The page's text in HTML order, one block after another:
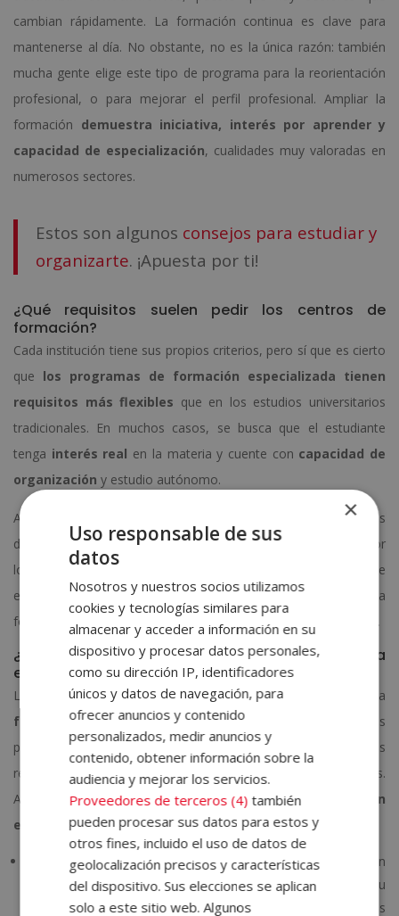
cambian rápidamente. La formación continua es clave para
mantenerse al día. No obstante, no es la única razón: también
mucha gente elige este tipo de programa para la reorientación
profesional, o para mejorar el perfil profesional. Ampliar la
formación demuestra iniciativa, interés por aprender y
capacidad de especialización, cualidades muy valoradas en
numerosos sectores.
Estos son algunos consejos para estudiar y
organizarte. ¡Apuesta por ti!
¿Qué requisitos suelen pedir los centros de
formación?
Cada institución tiene sus propios criterios, pero sí que es cierto
que los programas de formación especializada tienen
requisitos más flexibles que en los estudios universitarios
tradicionales. En muchos casos, se busca que el estudiante
tenga interés real en la materia y cuente con capacidad de
organización y estudio autónomo.
Al final, estos programas académicos lo que buscan es
desarrollar nuevas competencias o ampliar conocimientos, por
lo que la voluntad y actitud del alumno es primordial. Este
enfoque permite que perfiles muy diversos puedan acceder a
formación de calidad y seguir aprendiendo a lo largo de su vida.
¿Qué ventajas tiene estudiar un máster en una
escuela de negocios?
Las escuelas de negocios como ELBS están orientadas a la
formación aplicable y flexible, lo que implica que los
programas suelen diseñarse pensando en las necesidades
reales de los estudiantes y en la aplicabilidad de los contenidos.
Algunas de las principalesventajas de la formación en
escuelas de negociosson:
Flexibilidad horaria. La modalidad online que ofrecen
escuelas como, por ejemplo, ELBS, permite estudiar a tu
ritmo, organizando el tiempo en función de tus
×
Uso responsable de sus
datos
Nosotros y nuestros socios utilizamos
cookies y tecnologías similares para
almacenar y acceder a información en su
dispositivo y procesar datos personales,
como su dirección IP, identificadores
únicos y datos de navegación, para
ofrecer anuncios y contenido
personalizados, medir anuncios y
contenido, obtener información sobre la
audiencia y mejorar los servicios.
Proveedores de terceros (4) también
pueden procesar sus datos para estos y
otros fines, incluido el uso de datos de
geolocalización precisos y características
del dispositivo. Sus elecciones se aplican
solo a este sitio web. Algunos